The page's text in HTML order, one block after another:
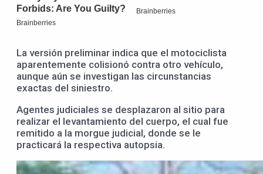
La versión preliminar indica que el motociclista
aparentemente colisionó contra otro vehículo,
aunque aún se investigan las circunstancias
exactas del siniestro.
Agentes judiciales se desplazaron al sitio para
realizar el levantamiento del cuerpo, el cual fue
remitido a la morgue judicial, donde se le
practicará la respectiva autopsia.